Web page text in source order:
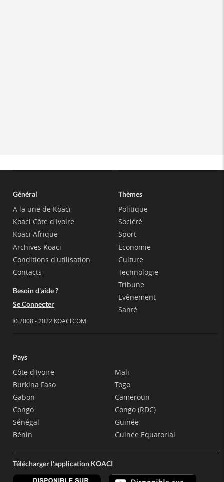
Général
A la une de Koaci
Koaci Côte d'Ivoire
Koaci Afrique
Archives Koaci
Conditions d'utilisation
Contacts
Besoin d'aide ?
Se Connecter
© 2008 - 2022 KOACI.COM
Thèmes
Politique
Société
Sport
Economie
Culture
Technologie
Tribune
Evènement
Santé
Pays
Côte d'Ivoire
Burkina Faso
Gabon
Congo
Sénégal
Bénin
Mali
Togo
Cameroun
Congo (RDC)
Guinée
Guinée Equatorial
Télécharger l'application KOACI